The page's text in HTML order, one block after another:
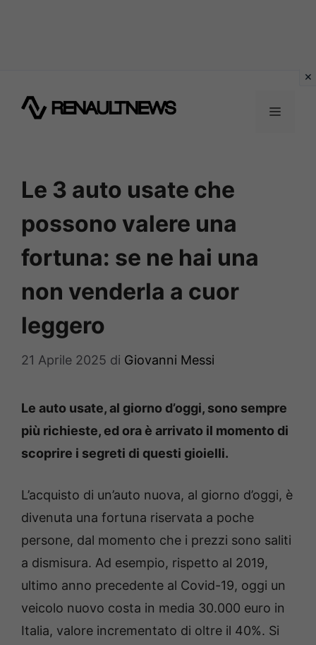
MENU
Le 3 auto usate che
possono valere una
fortuna: se ne hai una
non venderla a cuor
leggero
21 Aprile 2025 di Giovanni Messi
Le auto usate, al giorno d’oggi, sono sempre
più richieste, ed ora è arrivato il momento di
scoprire i segreti di questi gioielli.
L’acquisto di un’auto nuova, al giorno d’oggi, è
divenuta una fortuna riservata a poche
persone, dal momento che i prezzi sono saliti
a dismisura. Ad esempio, rispetto al 2019,
ultimo anno precedente al Covid-19, oggi un
veicolo nuovo costa in media 30.000 euro in
Italia, valore incrementato di oltre il 40%. Si